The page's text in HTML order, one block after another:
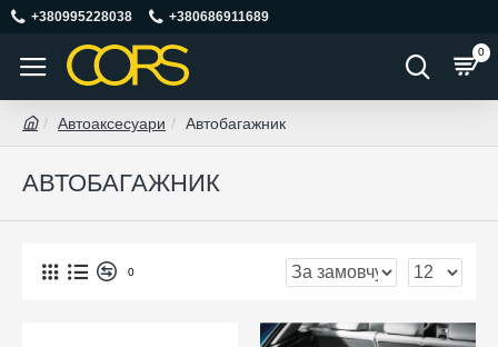
+380995228038 +380686911689
0
Автоаксесуари Автобагажник
АВТОБАГАЖНИК
0